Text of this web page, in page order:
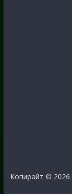
Копирайт © 2026